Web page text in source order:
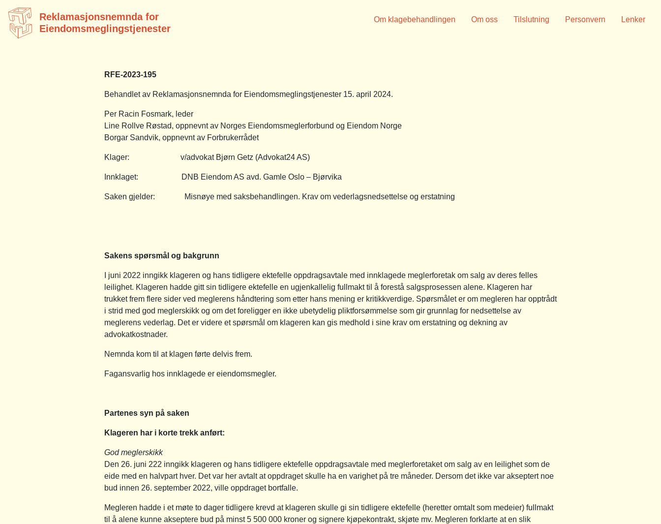
Reklamasjonsnemnda for
Eiendomsmeglingstjenester
Om klagebehandlingen Om oss Tilslutning Personvern Lenker
RFE-2023-195
Behandlet av Reklamasjonsnemnda for Eiendomsmeglingstjenester 15. april 2024.
Per Racin Fosmark, leder
Line Rollve Røstad, oppnevnt av Norges Eiendomsmeglerforbund og Eiendom Norge
Borgar Sandvik, oppnevnt av Forbrukerrådet
Klager: v/advokat Bjørn Getz (Advokat24 AS)
Innklaget: DNB Eiendom AS avd. Gamle Oslo – Bjørvika
Saken gjelder: Misnøye med saksbehandlingen. Krav om vederlagsnedsettelse og erstatning
Sakens spørsmål og bakgrunn
I juni 2022 inngikk klageren og hans tidligere ektefelle oppdragsavtale med innklagede meglerforetak om salg av deres felles
leilighet. Klageren hadde gitt sin tidligere ektefelle en ugjenkallelig fullmakt til å forestå salgsprosessen alene. Klageren har
trukket frem flere sider ved meglerens håndtering som etter hans mening er kritikkverdige. Spørsmålet er om megleren har opptrådt
i strid med god meglerskikk og om det foreligger en ikke ubetydelig pliktforsømmelse som gir grunnlag for nedsettelse av
meglerens vederlag. Det er videre et spørsmål om klageren kan gis medhold i sine krav om erstatning og dekning av
advokatkostnader.
Nemnda kom til at klagen førte delvis frem.
Fagansvarlig hos innklagede er eiendomsmegler.
Partenes syn på saken
Klageren har i korte trekk anført:
God meglerskikk
Den 26. juni 222 inngikk klageren og hans tidligere ektefelle oppdragsavtale med meglerforetaket om salg av en leilighet som de
eide med en halvpart hver. Det var her avtalt at oppdraget skulle ha en varighet på tre måneder. Dersom det ikke var akseptert noe
bud innen 26. september 2022, ville oppdraget bortfalle.
Megleren hadde i et møte to dager tidligere krevd at klageren skulle gi sin tidligere ektefelle (heretter omtalt som medeier) fullmakt
til å alene kunne akseptere bud på minst 5 500 000 kroner og signere kjøpekontrakt, skjøte mv. Megleren forklarte at en slik